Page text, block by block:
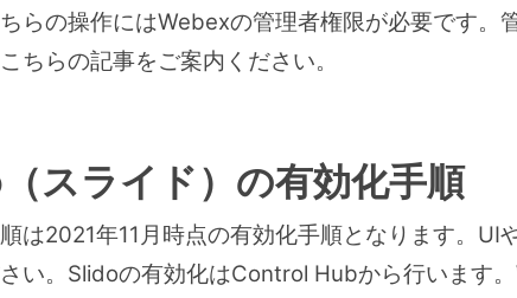
らの操作にはWebexの管理者権限が必要です。
ちらの記事をご案内ください。
スライド）の有効化手順
は2021年11月時点の有効化手順となります。
い。Slidoの有効化はControl Hubから行います